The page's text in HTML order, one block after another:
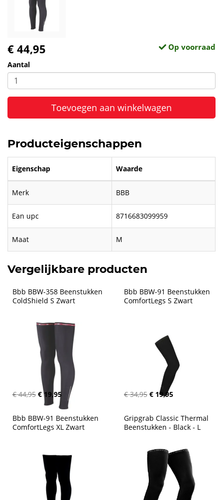
€ 44,95 Op voorraad
Aantal
Toevoegen aan winkelwagen
Producteigenschappen
Eigenschap Waarde
Merk BBB
Ean upc 8716683099959
Maat M
Vergelijkbare producten
Bbb BBW-358 Beenstukken
ColdShield S Zwart
€ 44,95 € 19,95
Bbb BBW-91 Beenstukken
ComfortLegs S Zwart
€ 34,95 € 19,95
Bbb BBW-91 Beenstukken
ComfortLegs XL Zwart
Gripgrab Classic Thermal
Beenstukken - Black - L